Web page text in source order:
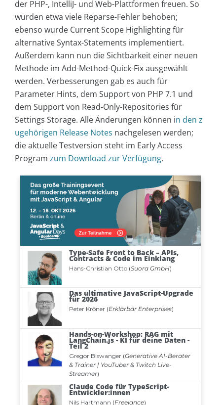
der PHP-, IntelliJ- und Web-Plattformen freuen. So
wurden etwa viele Reparse-Fehler behoben;
ebenso wurde Current Scope Highlighting für
alternative Syntax-Statements implementiert.
Außerdem kann nun die Sichtbarkeit einer neuen
Methode im Add-Method-Quick-Fix ausgewählt
werden. Verbesserungen gab es auch für
Parameter Hints, dem Support von PHP 7.1 und
dem Support von Read-Only-Repositories für
Settings Storage. Alle Änderungen können in den z
ugehörigen Release Notes nachgelesen werden;
die aktuelle Testversion steht im Early Access
Program zum Download zur Verfügung.